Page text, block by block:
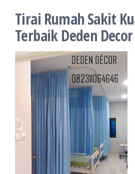
Tirai Rumah Sakit
Terbaik Deden Decor